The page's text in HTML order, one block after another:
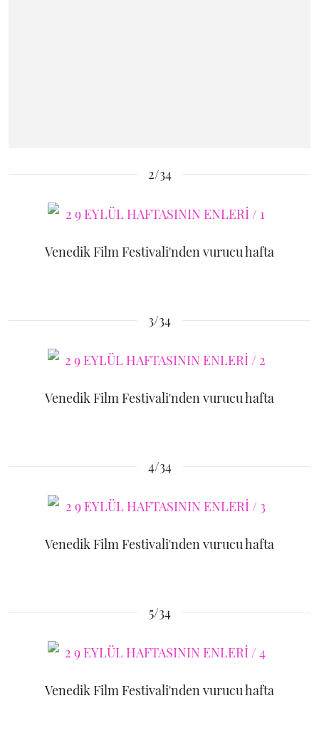
2/34
Venedik Film Festivali'nden vurucu hafta
3/34
Venedik Film Festivali'nden vurucu hafta
4/34
Venedik Film Festivali'nden vurucu hafta
5/34
Venedik Film Festivali'nden vurucu hafta